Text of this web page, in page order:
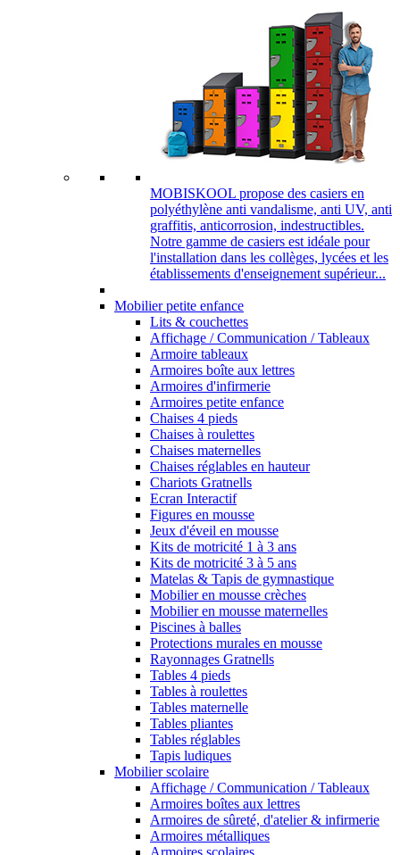
MOBISKOOL propose des casiers en
polyéthylène anti vandalisme, anti UV, anti
graffitis, anticorrosion, indestructibles.
Notre gamme de casiers est idéale pour
l'installation dans les collèges, lycées et les
établissements d'enseignement supérieur...
Mobilier petite enfance
Lits & couchettes
Affichage / Communication / Tableaux
Armoire tableaux
Armoires boîte aux lettres
Armoires d'infirmerie
Armoires petite enfance
Chaises 4 pieds
Chaises à roulettes
Chaises maternelles
Chaises réglables en hauteur
Chariots Gratnells
Ecran Interactif
Figures en mousse
Jeux d'éveil en mousse
Kits de motricité 1 à 3 ans
Kits de motricité 3 à 5 ans
Matelas & Tapis de gymnastique
Mobilier en mousse crèches
Mobilier en mousse maternelles
Piscines à balles
Protections murales en mousse
Rayonnages Gratnells
Tables 4 pieds
Tables à roulettes
Tables maternelle
Tables pliantes
Tables réglables
Tapis ludiques
Mobilier scolaire
Affichage / Communication / Tableaux
Armoires boîtes aux lettres
Armoires de sûreté, d'atelier & infirmerie
Armoires métalliques
Armoires scolaires